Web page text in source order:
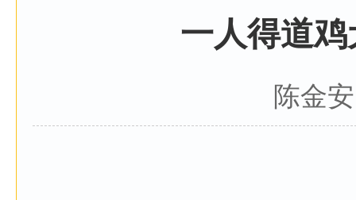
一人得道
陈金安